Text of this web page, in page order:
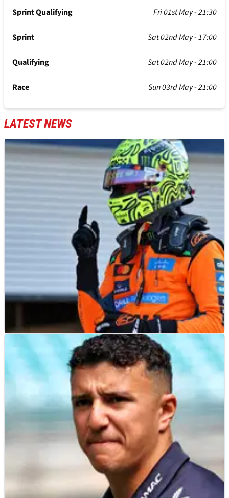
Sprint Qualifying Fri 01st May - 21:30
Sprint Sat 02nd May - 17:00
Qualifying Sat 02nd May - 21:00
Race Sun 03rd May - 21:00
LATEST NEWS
RESULTS 01/05/26
F1 GP Miami 2026: Norris Putus Rentetan Pole
Mercedes di Sprint Qualifying
Hasil Sprint Qualifying untuk F1 GP Miami 2026 di di Miami
International Autodrome.